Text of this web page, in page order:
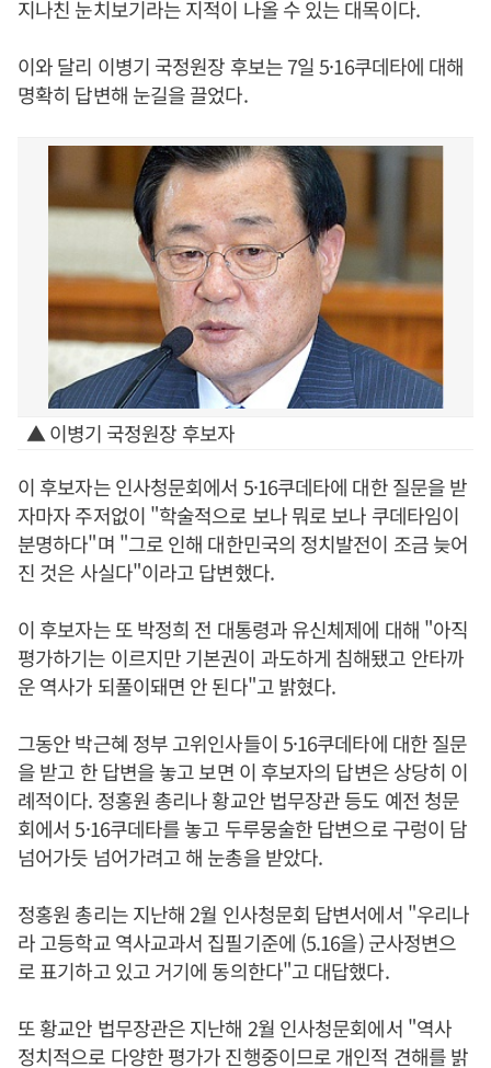
지나친 눈치보기라는 지적이 나올 수 있는 대목이다.
이와 달리 이병기 국정원장 후보는 7일 5·16쿠데타에 대해
명확히 답변해 눈길을 끌었다.
▲ 이병기 국정원장 후보자
이 후보자는 인사청문회에서 5·16쿠데타에 대한 질문을 받
자마자 주저없이 "학술적으로 보나 뭐로 보나 쿠데타임이
분명하다"며 "그로 인해 대한민국의 정치발전이 조금 늦어
진 것은 사실다"이라고 답변했다.
이 후보자는 또 박정희 전 대통령과 유신체제에 대해 "아직
평가하기는 이르지만 기본권이 과도하게 침해됐고 안타까
운 역사가 되풀이돼면 안 된다"고 밝혔다.
그동안 박근혜 정부 고위인사들이 5·16쿠데타에 대한 질문
을 받고 한 답변을 놓고 보면 이 후보자의 답변은 상당히 이
례적이다. 정홍원 총리나 황교안 법무장관 등도 예전 청문
회에서 5·16쿠데타를 놓고 두루뭉술한 답변으로 구렁이 담
넘어가듯 넘어가려고 해 눈총을 받았다.
정홍원 총리는 지난해 2월 인사청문회 답변서에서 "우리나
라 고등학교 역사교과서 집필기준에 (5.16을) 군사정변으
로 표기하고 있고 거기에 동의한다"고 대답했다.
또 황교안 법무장관은 지난해 2월 인사청문회에서 "역사
정치적으로 다양한 평가가 진행중이므로 개인적 견해를 밝